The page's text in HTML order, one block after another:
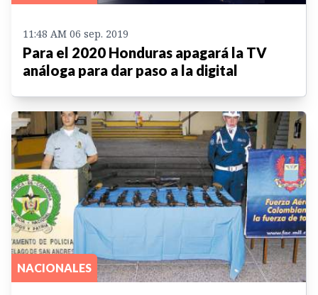
11:48 AM 06 sep. 2019
Para el 2020 Honduras apagará la TV
análoga para dar paso a la digital
NACIONALES